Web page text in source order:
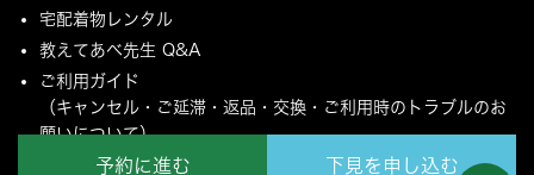
予約に進む 下見を申し込む
宅配着物レンタル
教えてあべ先生 Q&A
ご利用ガイド
（キャンセル・ご延滞・返品・交換・ご利用時のトラブルのお
願いについて）
ご配送とご返却について